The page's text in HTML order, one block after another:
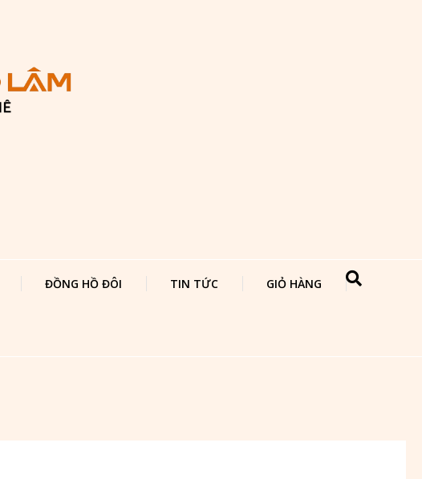
ĐỒNG HỒ ĐÔI TIN TỨC GIỎ HÀNG